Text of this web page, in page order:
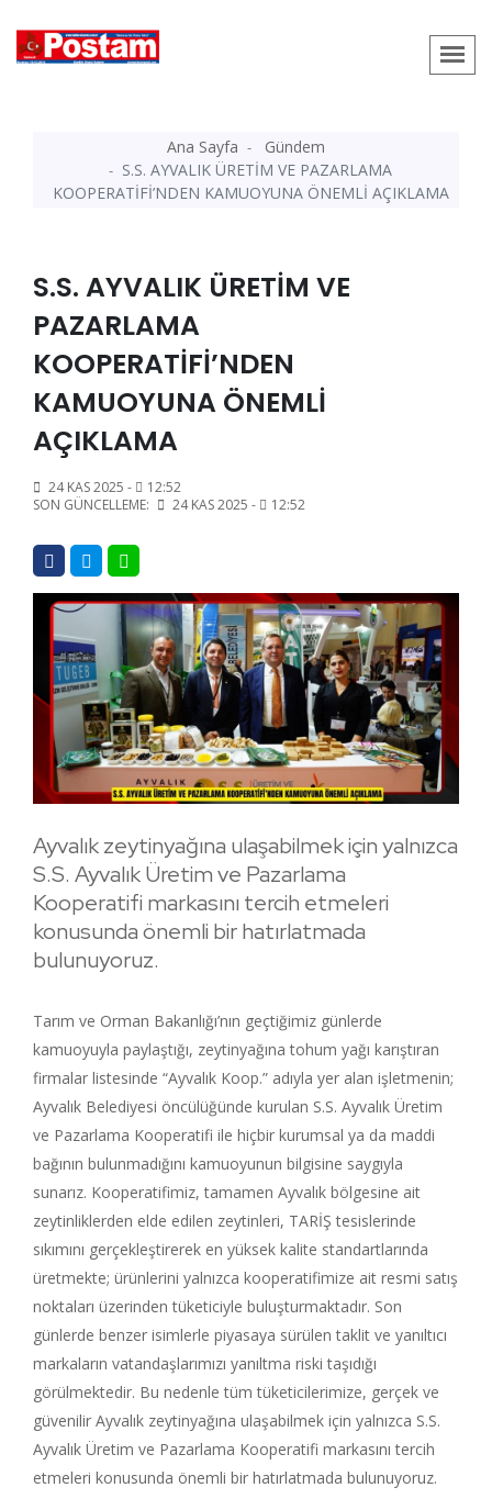
Ana Sayfa
Gündem
S.S. AYVALIK ÜRETİM VE PAZARLAMA
KOOPERATİFİ’NDEN KAMUOYUNA ÖNEMLİ AÇIKLAMA
S.S. AYVALIK ÜRETİM VE
PAZARLAMA
KOOPERATİFİ’NDEN
KAMUOYUNA ÖNEMLİ
AÇIKLAMA
24 KAS 2025 -
12:52
SON GÜNCELLEME:
24 KAS 2025 - 12:52
Ayvalık zeytinyağına ulaşabilmek için yalnızca
S.S. Ayvalık Üretim ve Pazarlama
Kooperatifi markasını tercih etmeleri
konusunda önemli bir hatırlatmada
bulunuyoruz.
Tarım ve Orman Bakanlığı’nın geçtiğimiz günlerde
kamuoyuyla paylaştığı, zeytinyağına tohum yağı karıştıran
firmalar listesinde “Ayvalık Koop.” adıyla yer alan işletmenin;
Ayvalık Belediyesi öncülüğünde kurulan S.S. Ayvalık Üretim
ve Pazarlama Kooperatifi ile hiçbir kurumsal ya da maddi
bağının bulunmadığını kamuoyunun bilgisine saygıyla
sunarız. Kooperatifimiz, tamamen Ayvalık bölgesine ait
zeytinliklerden elde edilen zeytinleri, TARİŞ tesislerinde
sıkımını gerçekleştirerek en yüksek kalite standartlarında
üretmekte; ürünlerini yalnızca kooperatifimize ait resmi satış
noktaları üzerinden tüketiciyle buluşturmaktadır. Son
günlerde benzer isimlerle piyasaya sürülen taklit ve yanıltıcı
markaların vatandaşlarımızı yanıltma riski taşıdığı
görülmektedir. Bu nedenle tüm tüketicilerimize, gerçek ve
güvenilir Ayvalık zeytinyağına ulaşabilmek için yalnızca S.S.
Ayvalık Üretim ve Pazarlama Kooperatifi markasını tercih
etmeleri konusunda önemli bir hatırlatmada bulunuyoruz.